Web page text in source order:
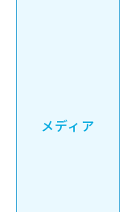
メディア